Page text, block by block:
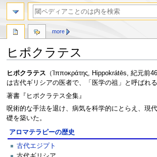
ヒポクラテス
ナ
ビ
ゲ
シ
ョ
ン
に
移
検
索
に
動
ヒポクラテス （Ἱπποκράτης, Hippokrátēs, 紀元前
は古代ギリシアの医者で、「医学の祖」と呼ばれる
著書『ヒポクラテス全集』
呪術的な手法を退け、病気を科学的にとらえ、現
礎を築いた。
アロマテラピーの歴史
古代エジプト
more